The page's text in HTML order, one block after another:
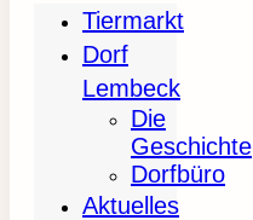
Tiermarkt
Dorf
Lembeck
Die
Geschichte
Dorfbüro
Aktuelles